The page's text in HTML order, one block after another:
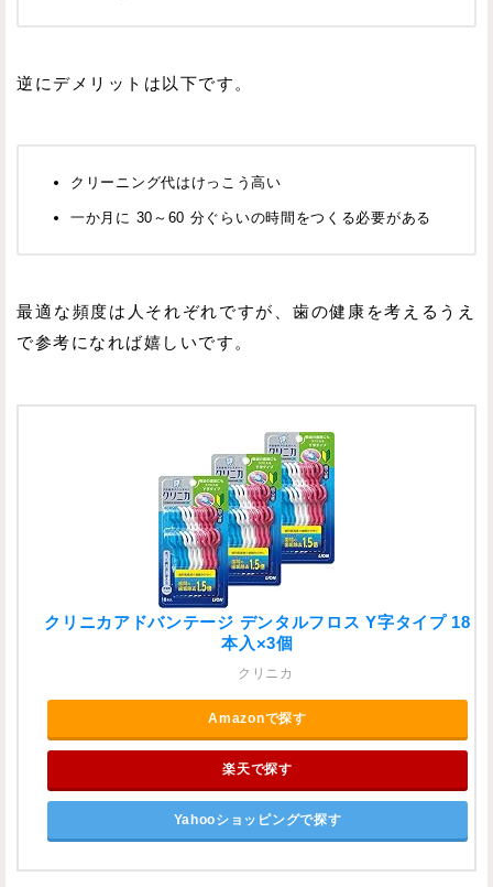
逆にデメリットは以下です。
クリーニング代はけっこう高い
一か月に 30～60 分ぐらいの時間をつくる必要がある
最適な頻度は人それぞれですが、歯の健康を考えるうえ
で参考になれば嬉しいです。
クリニカアドバンテージ デンタルフロス Y字タイプ 18
本入×3個
クリニカ
Amazonで探す
楽天で探す
Yahooショッピングで探す